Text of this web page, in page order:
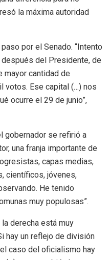
la máxima autoridad
por el Senado. “Intento
del Presidente, de
mayor cantidad de
votos. Ese capital (…) nos
ocurre el 29 de junio”,
gobernador se refirió a
una franja importante de
capas medias,
científicos, jóvenes,
He tenido
muy populosas”.
la derecha está muy
hay un reflejo de división
caso del oficialismo hay